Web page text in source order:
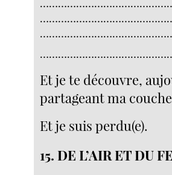
Et je te découvre,
partageant ma couche
Et je suis perdu(e).
15. DE L’AIR ET DU